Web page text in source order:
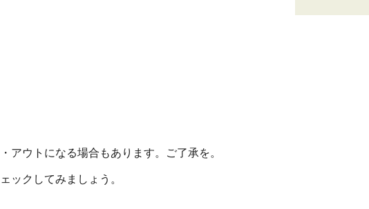
ウトになる場合もあります。ご了承を。
ックしてみましょう。